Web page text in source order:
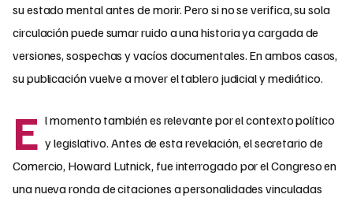
su estado mental antes de morir. Pero si no se verifica, su sola
circulación puede sumar ruido a una historia ya cargada de
versiones, sospechas y vacíos documentales. En ambos casos,
su publicación vuelve a mover el tablero judicial y mediático.
E l momento también es relevante por el contexto político
y legislativo. Antes de esta revelación, el secretario de
Comercio, Howard Lutnick, fue interrogado por el Congreso en
una nueva ronda de citaciones a personalidades vinculadas